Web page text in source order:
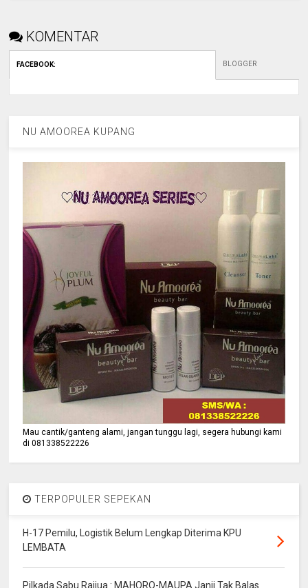
KOMENTAR
FACEBOOK: BLOGGER
NU AMOOREA KUPANG
Mau cantik/ganteng alami, jangan tunggu lagi, segera hubungi kami
di 081338522226
TERPOPULER SEPEKAN
H-17 Pemilu, Logistik Belum Lengkap Diterima KPU
LEMBATA
Pilkada Sabu Raijua : MAHORO-MAUPA Janji Tak Balas